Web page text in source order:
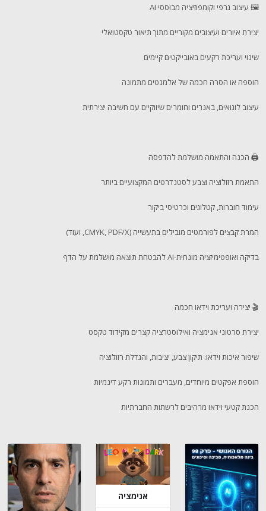
🖼️ עיצוב גרפי וקומפוזיציה מבוססי AI
יצירת איורים ועיצובים מקוריים מתוך תיאור טקסטואלי
שינוי ועריכת רקעים באובייקטים קיימים
הוספה או הסרה חכמה של אלמנטים מתמונה
עיצוב לוגואים, באנרים וחומרים שיווקיים עם חשיבה יצירתית
🖨️ הכנה והתאמה מושלמת להדפסה
התאמת רזולוציה וצבע לסטנדרטים המקצועיים ביותר
עימוד חוברות, קטלוגים וכרטיסי ביקור
המרת קבצים לפורמטים מובילים בתעשייה (CMYK, PDF/X, ועוד)
בדיקה ואופטימיזציה מונחית-AI להבטחת תוצאה מושלמת על הדף
🎬 יצירה ועריכת וידאו חכמה
יצירת סרטוני אנימציה ואילוסטרציה קצרים מקידוד טקסט
שיפור איכות וידאו: תיקון צבע, יציבות, והגדלת רזולוציה
הוספת אפקטים מיוחדים, מעברים ותמונות רקע דינמיות
הכנת קטעי וידאו מרהיבים לרשתות החברתיות
אנימציה